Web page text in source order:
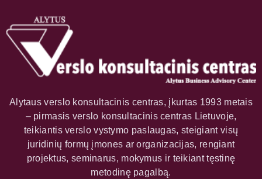
Alytaus verslo konsultacinis centras, įkurtas 1993 metais
– pirmasis verslo konsultacinis centras Lietuvoje,
teikiantis verslo vystymo paslaugas, steigiant visų
juridinių formų įmones ar organizacijas, rengiant
projektus, seminarus, mokymus ir teikiant tęstinę
metodinę pagalbą.